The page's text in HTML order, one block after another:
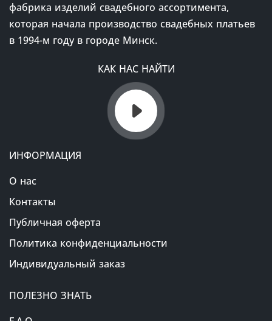
фабрика изделий свадебного ассортимента,
которая начала производство свадебных платьев
в 1994-м году в городе Минск.
КАК НАС НАЙТИ
ИНФОРМАЦИЯ
О нас
Контакты
Публичная оферта
Политика конфиденциальности
Индивидуальный заказ
ПОЛЕЗНО ЗНАТЬ